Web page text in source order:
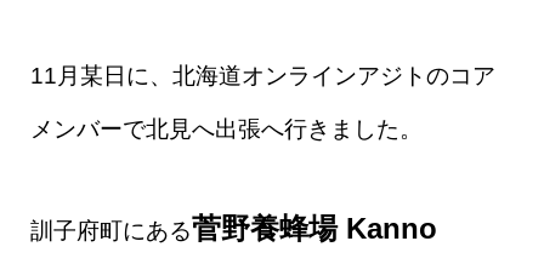
11月某日に、北海道オンラインアジトのコア
メンバーで北見へ出張へ行きました。
訓子府町にある菅野養蜂場 Kanno